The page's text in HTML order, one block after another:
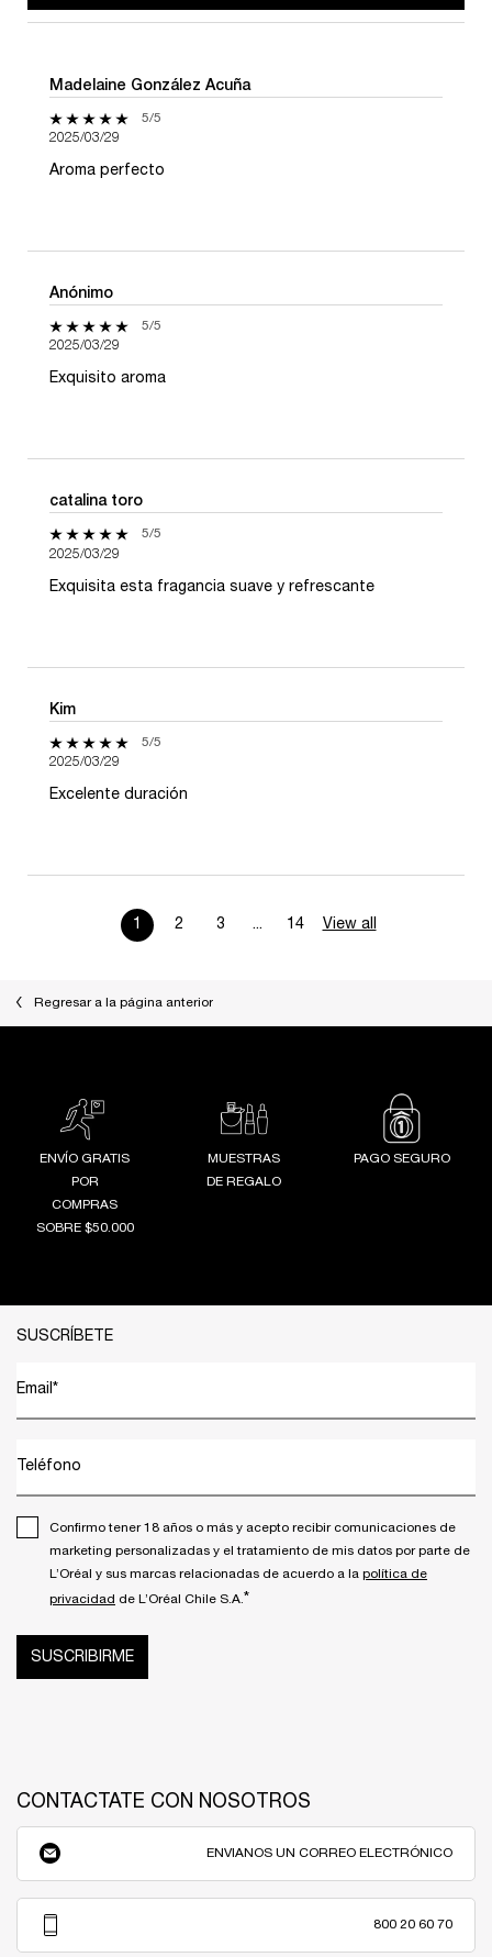
Madelaine González Acuña
5 de 5 estrellas.5/5
2025/03/29
Aroma perfecto
Anónimo
5 de 5 estrellas.5/5
2025/03/29
Exquisito aroma
catalina toro
5 de 5 estrellas.5/5
2025/03/29
Exquisita esta fragancia suave y refrescante
Kim
5 de 5 estrellas.5/5
2025/03/29
Excelente duración
Page 1 of 14. Current page
1 2 3 ... 14 View all
Regresar a la página anterior
ENVÍO GRATIS
POR
COMPRAS
SOBRE $50.000
MUESTRAS
DE REGALO
PAGO SEGURO
SUSCRÍBETE
Email *
Teléfono
Confirmo tener 18 años o más y acepto recibir comunicaciones de
marketing personalizadas y el tratamiento de mis datos por parte de
L’Oréal y sus marcas relacionadas de acuerdo a la política de
privacidad de L’Oréal Chile S.A. *
SUSCRIBIRME
CONTACTATE CON NOSOTROS
ENVIANOS UN CORREO ELECTRÓNICO
800 20 60 70